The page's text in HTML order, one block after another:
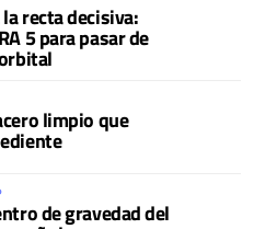
la recta decisiva:
5 para pasar de
limpio que
de gravedad del